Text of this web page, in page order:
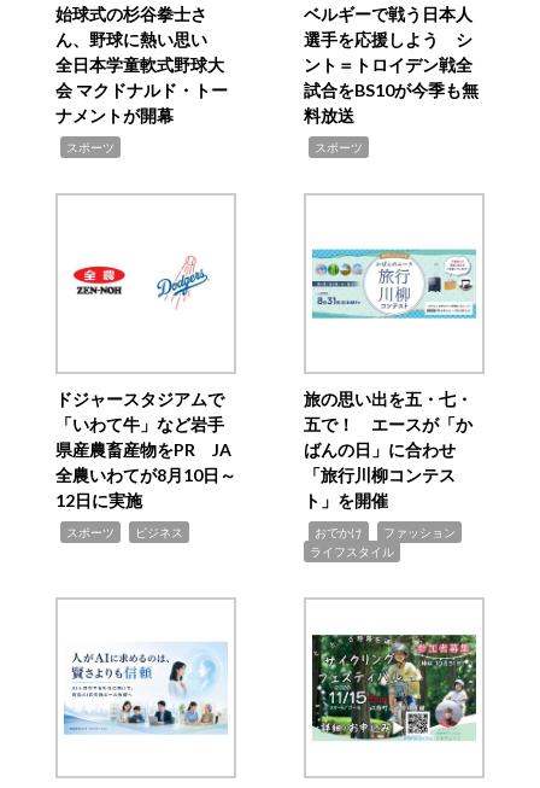
始球式の杉谷拳士さ
ん、野球に熱い思い
全日本学童軟式野球大
会 マクドナルド・トー
ナメントが開幕
スポーツ
ベルギーで戦う日本人
選手を応援しよう シ
ント＝トロイデン戦全
試合をBS10が今季も無
料放送
スポーツ
ドジャースタジアムで
「いわて牛」など岩手
県産農畜産物をPR JA
全農いわてが8月10日～
12日に実施
スポーツ ビジネス
旅の思い出を五・七・
五で！ エースが「か
ばんの日」に合わせ
「旅行川柳コンテス
ト」を開催
おでかけ ファッション
ライフスタイル